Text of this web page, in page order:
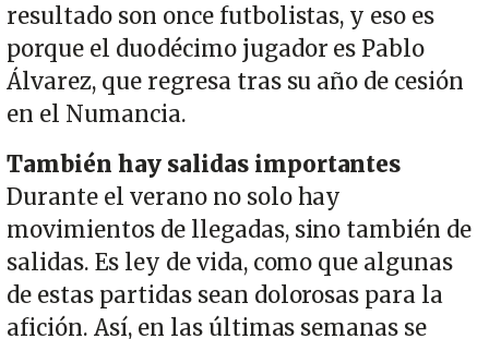
resultado son once futbolistas, y eso es
porque el duodécimo jugador es Pablo
Álvarez, que regresa tras su año de cesión
en el Numancia.
También hay salidas importantes
Durante el verano no solo hay
movimientos de llegadas, sino también de
salidas. Es ley de vida, como que algunas
de estas partidas sean dolorosas para la
afición. Así, en las últimas semanas se